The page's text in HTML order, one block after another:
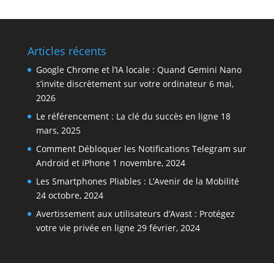
Articles récents
Google Chrome et l’IA locale : Quand Gemini Nano
s’invite discrètement sur votre ordinateur 6 mai,
2026
Le référencement : La clé du succès en ligne 18
mars, 2025
Comment Débloquer les Notifications Telegram sur
Android et iPhone 1 novembre, 2024
Les Smartphones Pliables : L’Avenir de la Mobilité
24 octobre, 2024
Avertissement aux utilisateurs d’Avast : Protégez
votre vie privée en ligne 29 février, 2024